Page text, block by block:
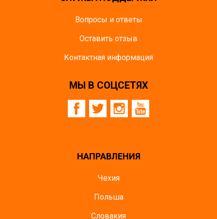
Вопросы и ответы
Оставить отзыв
Контактная информация
МЫ В СОЦСЕТЯХ
НАПРАВЛЕНИЯ
Чехия
Польша
Словакия